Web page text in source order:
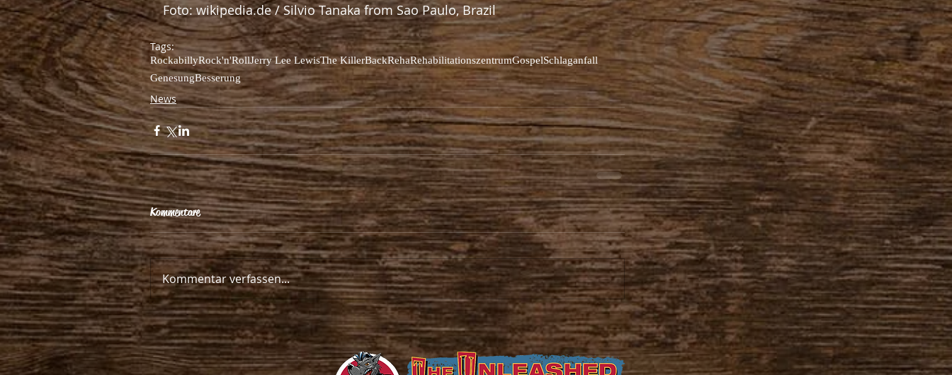
Foto: wikipedia.de / Silvio Tanaka from Sao Paulo, Brazil
Tags:
RockabillyRock'n'RollJerry Lee LewisThe KillerBackRehaRehabilitationszentrumGospelSchlaganfall
GenesungBesserung
News
Kommentare
Kommentar verfassen...